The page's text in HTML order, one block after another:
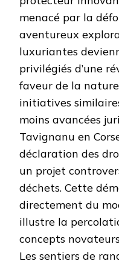
menacé par la
aventureux
luxuriantes
privilégiés d’une
faveur de la
initiatives
moins avancées
Tavignanu en
déclaration des
un projet
déchets. Cette
directement du
illustre la
concepts
Les sentiers de